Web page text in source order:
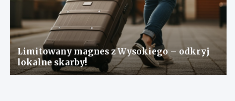
Limitowany magnes z Wysokiego – odkryj
lokalne skarby!